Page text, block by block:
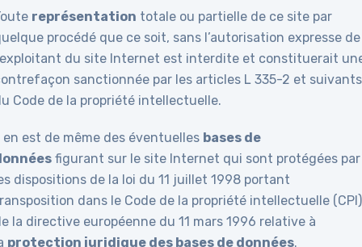
représentation totale ou partielle de ce site par
procédé que ce soit, sans l’autorisation expresse de
du site Internet est interdite et constituerait
sanctionnée par les articles L 335-2 et suivants
Code de la propriété intellectuelle.
en est de même des éventuelles bases de
figurant sur le site Internet qui sont protégées par
dispositions de la loi du 11 juillet 1998 portant
dans le Code de la propriété intellectuelle (CPI)
la directive européenne du 11 mars 1996 relative à
protection juridique des bases de données.